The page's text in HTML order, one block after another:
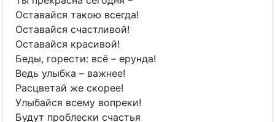
Оставайся такою всегда!
Оставайся счастливой!
Оставайся красивой!
Беды, горести: всё – ерунда!
Ведь улыбка – важнее!
Расцветай же скорее!
Улыбайся всему вопреки!
Будут проблески счастья